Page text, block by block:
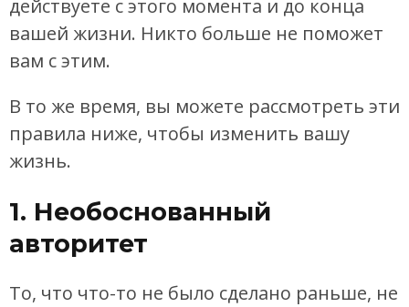
действуете с этого момента и до конца
вашей жизни. Никто больше не поможет
вам с этим.
В то же время, вы можете рассмотреть эти
правила ниже, чтобы изменить вашу
жизнь.
1. Необоснованный
авторитет
То, что что-то не было сделано раньше, не